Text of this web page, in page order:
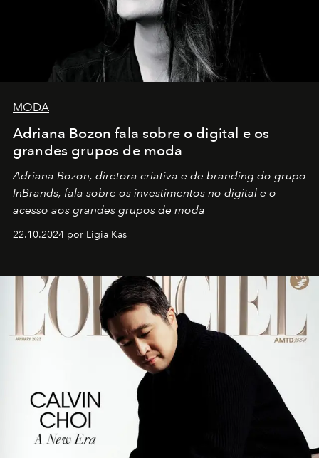
MODA
Adriana Bozon fala sobre o digital e os
grandes grupos de moda
Adriana Bozon, diretora criativa e de branding do grupo
InBrands, fala sobre os investimentos no digital e o
acesso aos grandes grupos de moda
22.10.2024 por Ligia Kas